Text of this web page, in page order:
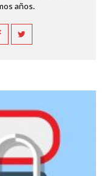
años.